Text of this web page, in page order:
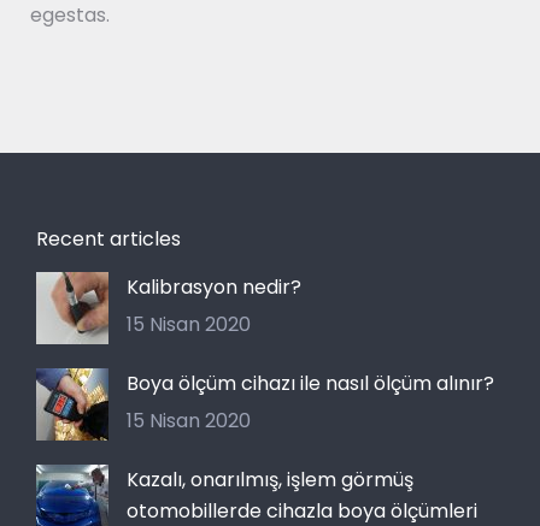
egestas.
Recent articles
Kalibrasyon nedir?
15 Nisan 2020
Boya ölçüm cihazı ile nasıl ölçüm alınır?
15 Nisan 2020
Kazalı, onarılmış, işlem görmüş
otomobillerde cihazla boya ölçümleri